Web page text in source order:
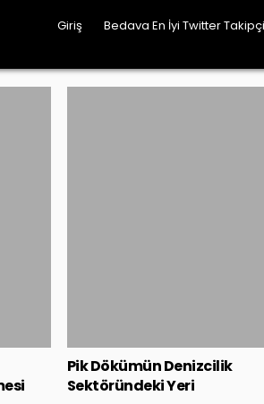
Giriş Bedava En İyi Twitter
Pik Dökümün Denizcilik
Sektöründeki Yeri